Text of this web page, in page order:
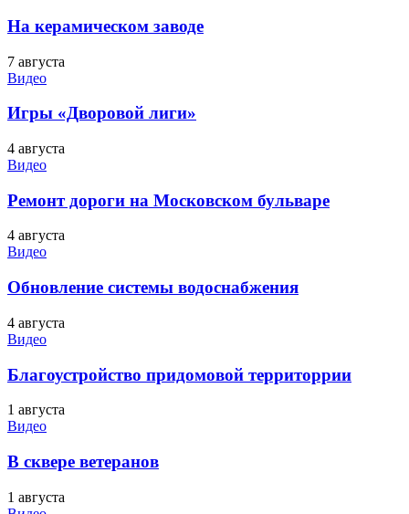
На керамическом заводе
7 августа
Видео
Игры «Дворовой лиги»
4 августа
Видео
Ремонт дороги на Московском бульваре
4 августа
Видео
Обновление системы водоснабжения
4 августа
Видео
Благоустройство придомовой территоррии
1 августа
Видео
В сквере ветеранов
1 августа